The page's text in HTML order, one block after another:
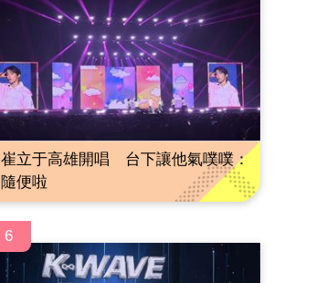
崔立于高雄開唱 台下讓他氣噗噗：
隨便啦
6